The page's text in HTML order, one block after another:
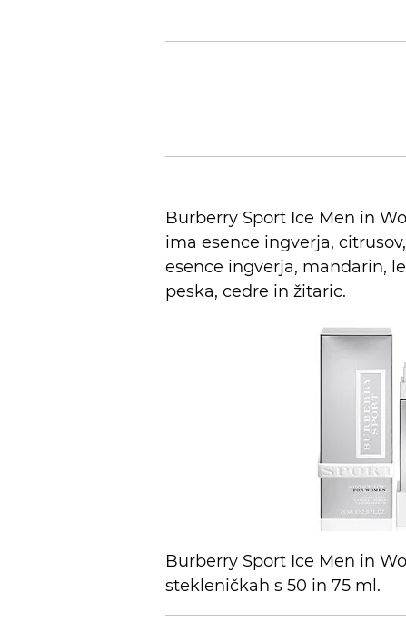
Burberry Sport Ice Men in
ima esence ingverja,
esence ingverja, mandarin,
peska, cedre in žitaric.
Burberry Sport Ice Men in
stekleničkah s 50 in 75 ml.